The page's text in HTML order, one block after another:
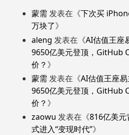
蒙需 发表在《下次买
万块了》
aleng 发表在《AI估值王座
9650亿美元登顶，GitHub
价？ 》
蒙需 发表在《AI估值王座
9650亿美元登顶，GitHub
价？ 》
zaowu 发表在《816亿美元
式进入“变现时代”》